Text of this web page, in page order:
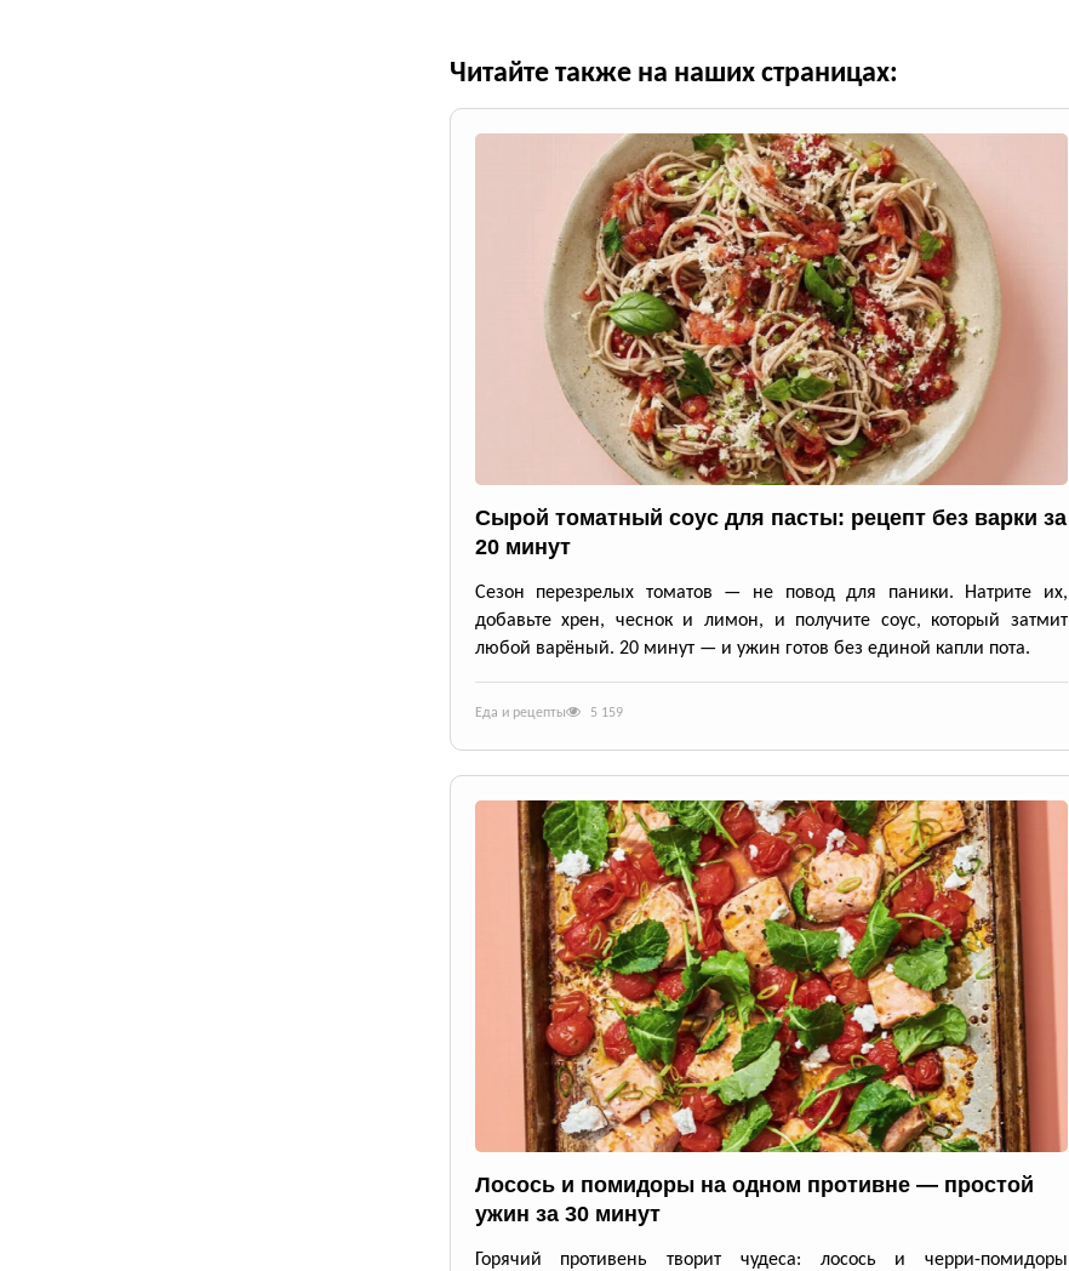
Читайте также на наших страницах:
Сырой томатный соус для пасты: рецепт без варки за
20 минут
Сезон перезрелых томатов — не повод для паники. Натрите их,
добавьте хрен, чеснок и лимон, и получите соус, который затмит
любой варёный. 20 минут — и ужин готов без единой капли пота.
Еда и рецепты 5 159
Лосось и помидоры на одном противне — простой
ужин за 30 минут
Горячий противень творит чудеса: лосось и черри-помидоры